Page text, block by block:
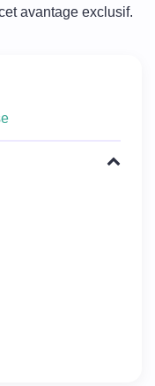
avantage exclusif.